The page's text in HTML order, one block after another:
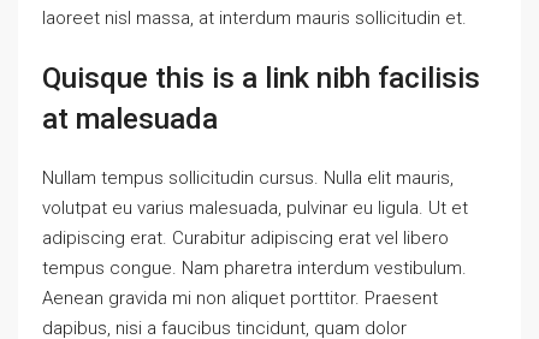
laoreet nisl massa, at interdum mauris sollicitudin et.
Quisque this is a link nibh facilisis
at malesuada
Nullam tempus sollicitudin cursus. Nulla elit mauris,
volutpat eu varius malesuada, pulvinar eu ligula. Ut et
adipiscing erat. Curabitur adipiscing erat vel libero
tempus congue. Nam pharetra interdum vestibulum.
Aenean gravida mi non aliquet porttitor. Praesent
dapibus, nisi a faucibus tincidunt, quam dolor